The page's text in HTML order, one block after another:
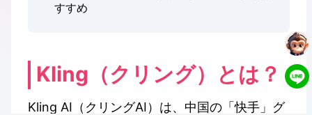
すすめ
Kling（クリング）とは？
Kling AI（クリングAI）は、中国の「快手」グ